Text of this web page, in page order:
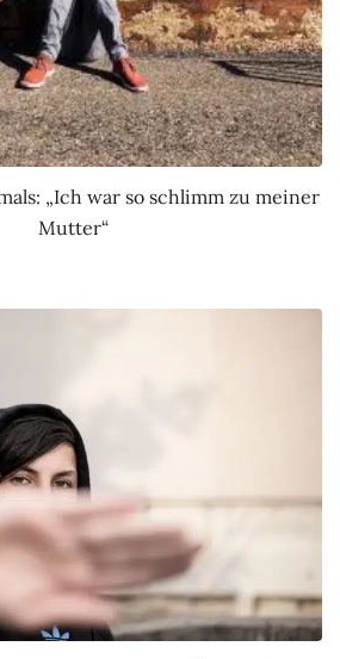
„Ich war so schlimm zu meiner
Mutter“